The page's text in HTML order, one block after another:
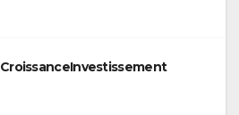
CroissanceInvestissement